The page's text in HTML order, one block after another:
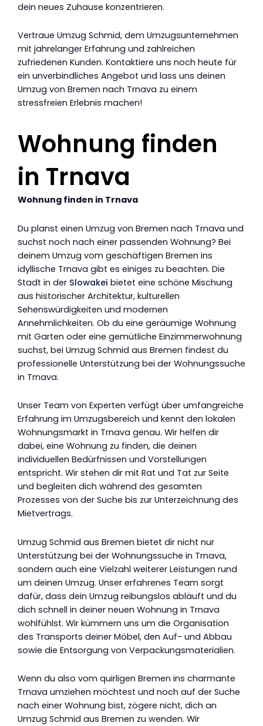
dein neues Zuhause konzentrieren.
Vertraue Umzug Schmid, dem Umzugsunternehmen
mit jahrelanger Erfahrung und zahlreichen
zufriedenen Kunden. Kontaktiere uns noch heute für
ein unverbindliches Angebot und lass uns deinen
Umzug von Bremen nach Trnava zu einem
stressfreien Erlebnis machen!
Wohnung finden
in Trnava
Wohnung finden in Trnava
Du planst einen Umzug von Bremen nach Trnava und
suchst noch nach einer passenden Wohnung? Bei
deinem Umzug vom geschäftigen Bremen ins
idyllische Trnava gibt es einiges zu beachten. Die
Stadt in der Slowakei bietet eine schöne Mischung
aus historischer Architektur, kulturellen
Sehenswürdigkeiten und modernen
Annehmlichkeiten. Ob du eine geräumige Wohnung
mit Garten oder eine gemütliche Einzimmerwohnung
suchst, bei Umzug Schmid aus Bremen findest du
professionelle Unterstützung bei der Wohnungssuche
in Trnava.
Unser Team von Experten verfügt über umfangreiche
Erfahrung im Umzugsbereich und kennt den lokalen
Wohnungsmarkt in Trnava genau. Wir helfen dir
dabei, eine Wohnung zu finden, die deinen
individuellen Bedürfnissen und Vorstellungen
entspricht. Wir stehen dir mit Rat und Tat zur Seite
und begleiten dich während des gesamten
Prozesses von der Suche bis zur Unterzeichnung des
Mietvertrags.
Umzug Schmid aus Bremen bietet dir nicht nur
Unterstützung bei der Wohnungssuche in Trnava,
sondern auch eine Vielzahl weiterer Leistungen rund
um deinen Umzug. Unser erfahrenes Team sorgt
dafür, dass dein Umzug reibungslos abläuft und du
dich schnell in deiner neuen Wohnung in Trnava
wohlfühlst. Wir kümmern uns um die Organisation
des Transports deiner Möbel, den Auf- und Abbau
sowie die Entsorgung von Verpackungsmaterialien.
Wenn du also vom quirligen Bremen ins charmante
Trnava umziehen möchtest und noch auf der Suche
nach einer Wohnung bist, zögere nicht, dich an
Umzug Schmid aus Bremen zu wenden. Wir